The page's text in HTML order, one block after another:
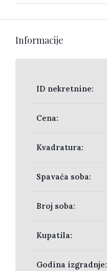
Informacije
ID nekretnine:
Cena:
Kvadratura:
Spavaća soba:
Broj soba:
Kupatila:
Godina izgradnje: